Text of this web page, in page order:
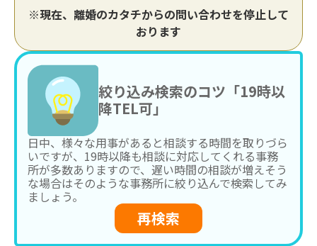
※現在、離婚のカタチからの問い合わせを停止して
おります
絞り込み検索のコツ「19時以
降TEL可」
日中、様々な用事があると相談する時間を取りづら
いですが、19時以降も相談に対応してくれる事務
所が多数ありますので、遅い時間の相談が増えそう
な場合はそのような事務所に絞り込んで検索してみ
ましょう。
再検索